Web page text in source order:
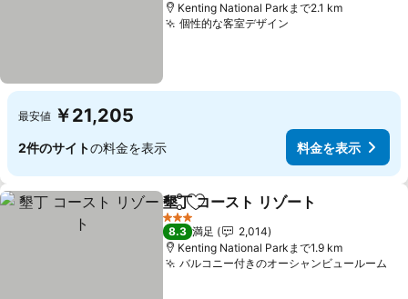
Kenting National Parkまで2.1 km
個性的な客室デザイン
最安値 ￥21,205
2件のサイトの料金を表示 料金を表示
シェアお気に入りに追加
墾丁 コースト リゾート
3 ホテルのランク
8.3 満足
2,014
Kenting National Parkまで1.9 km
バルコニー付きのオーシャンビュールーム